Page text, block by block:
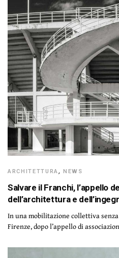
ARCHITETTURA, NEWS
Salvare il Franchi, l’appello
dell’architettura e
In una mobilitazione collettiva
Firenze, dopo l’appello di